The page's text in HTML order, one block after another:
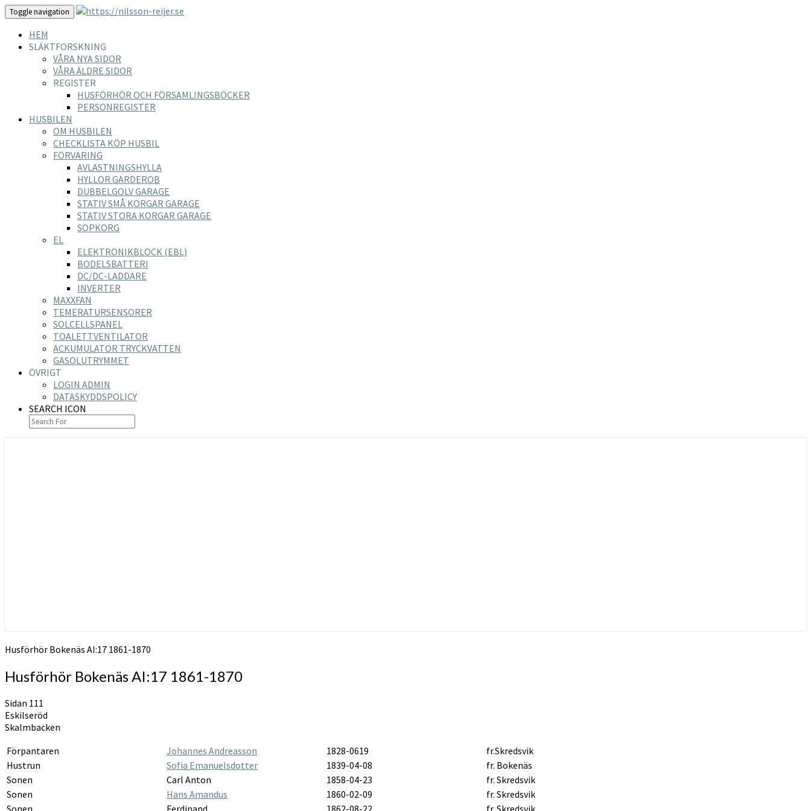
Toggle navigation
HEM
SLÄKTFORSKNING
VÅRA NYA SIDOR
VÅRA ÄLDRE SIDOR
REGISTER
HUSFÖRHÖR OCH FÖRSAMLINGSBÖCKER
PERSONREGISTER
HUSBILEN
OM HUSBILEN
CHECKLISTA KÖP HUSBIL
FÖRVARING
AVLASTNINGSHYLLA
HYLLOR GARDEROB
DUBBELGOLV GARAGE
STATIV SMÅ KORGAR GARAGE
STATIV STORA KORGAR GARAGE
SOPKORG
EL
ELEKTRONIKBLOCK (EBL)
BODELSBATTERI
DC/DC-LADDARE
INVERTER
MAXXFAN
TEMERATURSENSORER
SOLCELLSPANEL
TOALETTVENTILATOR
ACKUMULATOR TRYCKVATTEN
GASOLUTRYMMET
ÖVRIGT
LOGIN ADMIN
DATASKYDDSPOLICY
SEARCH ICON
Husförhör Bokenäs AI:17 1861-1870
Husförhör Bokenäs AI:17 1861-1870
Sidan 111
Eskilseröd
Skalmbacken
Förpantaren
Johannes Andreasson 1828-0619
fr.Skredsvik
Hustrun
Sofia Emanuelsdotter 1839-04-08
fr. Bokenäs
Sonen
Carl Anton 1858-04-23
fr. Skredsvik
Sonen
Hans Amandus 1860-02-09
fr. Skredsvik
Sonen
Ferdinand 1862-08-22 fr. Skredsvik